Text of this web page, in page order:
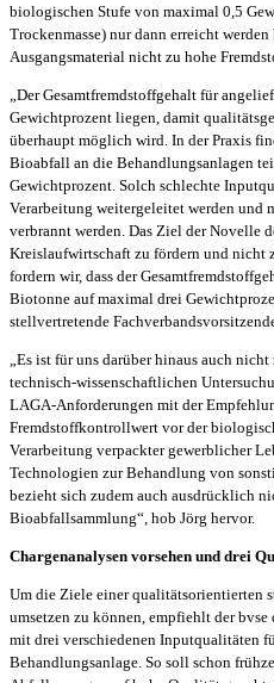
biologischen Stufe von maximal 0,5
Trockenmasse) nur dann erreicht
Ausgangsmaterial nicht zu hohe
„Der Gesamtfremdstoffgehalt für
Gewichtprozent liegen, damit
überhaupt möglich wird. In der Praxis
Bioabfall an die Behandlungsanlagen
Gewichtprozent. Solch schlechte
Verarbeitung weitergeleitet werden und
verbrannt werden. Das Ziel der Novelle
Kreislaufwirtschaft zu fördern und nicht
fordern wir, dass der
Biotonne auf maximal drei
stellvertretende
„Es ist für uns darüber hinaus auch
technisch-wissenschaftlichen
LAGA-Anforderungen mit der
Fremdstoffkontrollwert vor der
Verarbeitung verpackter gewerblicher
Technologien zur Behandlung von
bezieht sich zudem auch ausdrücklich
Bioabfallsammlung“, hob Jörg hervor.
Chargenanalysen vorsehen und drei
Um die Ziele einer qualitätsorientierten
umsetzen zu können, empfiehlt der
mit drei verschiedenen Inputqualitäten
Behandlungsanlage. So soll schon